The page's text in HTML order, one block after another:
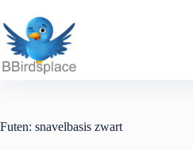
Futen: snavelbasis zwart